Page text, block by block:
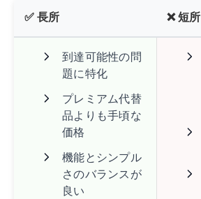
✅ 長所 ❌ 短所
到達可能性の問
題に特化
プレミアム代替
品よりも手頃な
価格
機能とシンプル
さのバランスが
良い